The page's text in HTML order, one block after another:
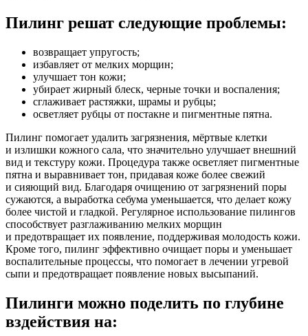
Пилинг решат следующие проблемы:
возвращает упругость;
избавляет от мелких морщин;
улучшает тон кожи;
убирает жирный блеск, черные точки и воспаления;
сглаживает растяжки, шрамы и рубцы;
осветляет рубцы от постакне и пигментные пятна.
Пилинг помогает удалить загрязнения, мёртвые клетки
и излишки кожного сала, что значительно улучшает внешний
вид и текстуру кожи. Процедура также осветляет пигментные
пятна и выравнивает тон, придавая коже более свежий
и сияющий вид. Благодаря очищению от загрязнений поры
сужаются, а выработка себума уменьшается, что делает кожу
более чистой и гладкой. Регулярное использование пилингов
способствует разглаживанию мелких морщин
и предотвращает их появление, поддерживая молодость кожи.
Кроме того, пилинг эффективно очищает поры и уменьшает
воспалительные процессы, что помогает в лечении угревой
сыпи и предотвращает появление новых высыпаний.
Пилинги можно поделить по глубине
вздействия на: